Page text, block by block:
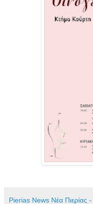
Pierias News Νέα Πιερίας -